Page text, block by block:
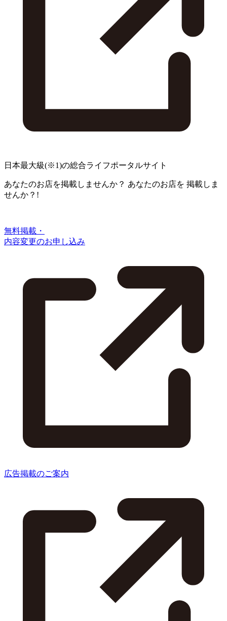
日本最大級(※1)の総合ライフポータルサイト
あなたのお店を掲載しませんか？ あなたのお店を 掲載しま
せんか？!
無料掲載・
内容変更のお申し込み
広告掲載のご案内